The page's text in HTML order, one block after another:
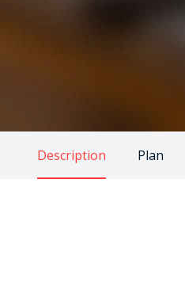
Description Plan